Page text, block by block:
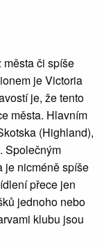
města či spíše
je Victoria
je, že tento
města. Hlavním
(Highland),
Společným
je nicméně spíše
přece jen
jednoho nebo
klubu jsou